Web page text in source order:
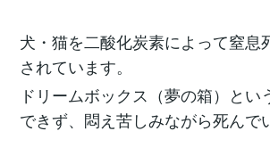
犬・猫を二酸化炭素によって窒
されています。
ドリームボックス（夢の箱）と
できず、悶え苦しみながら死んで